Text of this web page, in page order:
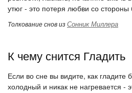
утюг - это потеря любви со стороны
Толкование снов изСонник Миллера
К чему снится Гладить
Если во сне вы видите, как
холодный и никак не нагревается -